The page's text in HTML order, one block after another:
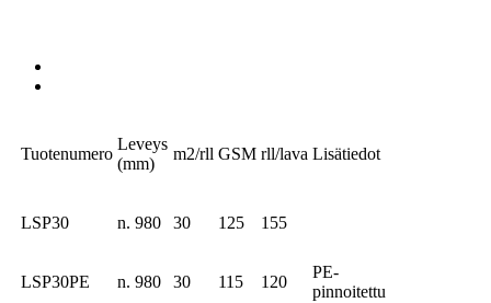
Tuotenumero
Leveys
(mm)
m2/rll GSM rll/lava Lisätiedot
LSP30 n. 980 30 125 155
LSP30PE n. 980 30 115 120
PE-
pinnoitettu